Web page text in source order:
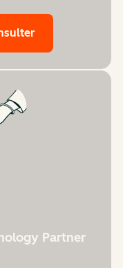
Partner